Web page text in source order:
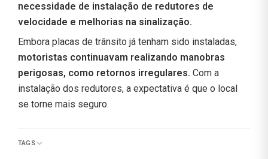
necessidade de instalação de redutores de
velocidade e melhorias na sinalização.
Embora placas de trânsito já tenham sido instaladas,
motoristas continuavam realizando manobras
perigosas, como retornos irregulares. Com a
instalação dos redutores, a expectativa é que o local
se torne mais seguro.
TAGS